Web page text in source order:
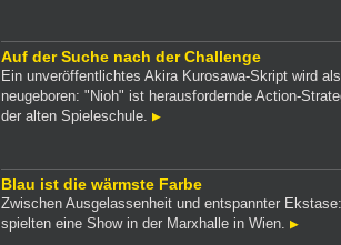
Auf der Suche nach der Challenge
Ein unveröffentlichtes Akira Kurosawa-Skript wird
neugeboren: "Nioh" ist herausfordernde Action-
der alten Spieleschule.
Blau ist die wärmste Farbe
Zwischen Ausgelassenheit und entspannter
spielten eine Show in der Marxhalle in Wien.